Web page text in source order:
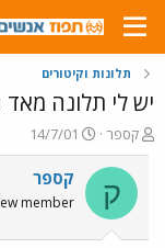
תלונות וקיטורים
יש לי תלונה
פ
ו
ת
ח
ה
קספר
פ
ו
ר
14/7/01
ק קספר
member